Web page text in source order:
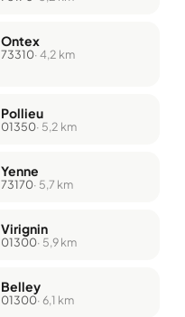
Ontex
73310· 4,2 km
Pollieu
01350· 5,2 km
Yenne
73170· 5,7 km
Virignin
01300· 5,9 km
Belley
01300· 6,1 km